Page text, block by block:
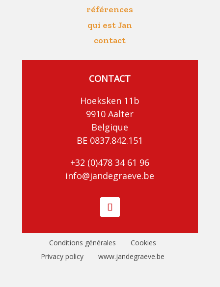
références
qui est Jan
contact
CONTACT
Hoeksken 11b
9910 Aalter
Belgique
BE 0837.842.151
+32 (0)478 34 61 96
info@jandegraeve.be
Conditions générales
Cookies
Privacy policy
www.jandegraeve.be